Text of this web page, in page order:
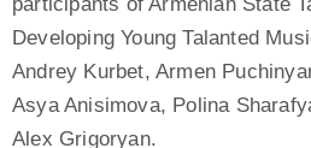
Developing Young Talanted
Andrey Kurbet, Armen
Asya Anisimova, Polina
Alex Grigoryan.